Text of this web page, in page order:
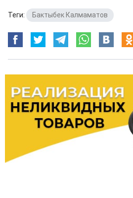
Теги: Бактыбек Калмаматов